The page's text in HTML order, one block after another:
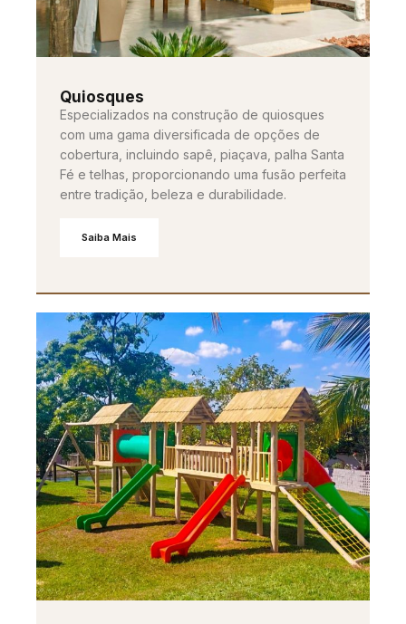
Quiosques
Especializados na construção de quiosques
com uma gama diversificada de opções de
cobertura, incluindo sapê, piaçava, palha Santa
Fé e telhas, proporcionando uma fusão perfeita
entre tradição, beleza e durabilidade.
Saiba Mais